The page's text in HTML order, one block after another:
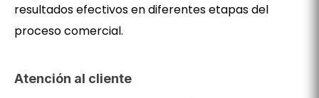
resultados efectivos en diferentes etapas del
proceso comercial.
Atención al cliente